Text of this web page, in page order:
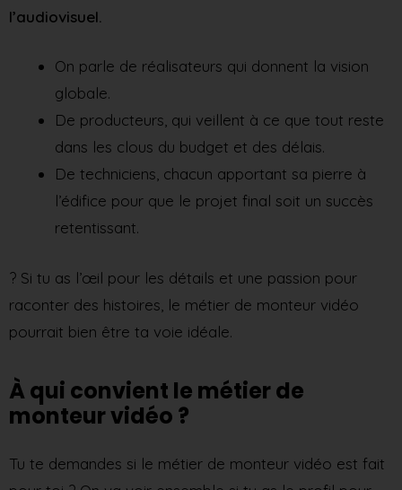
l’audiovisuel.
On parle de réalisateurs qui donnent la vision
globale.
De producteurs, qui veillent à ce que tout reste
dans les clous du budget et des délais.
De techniciens, chacun apportant sa pierre à
l’édifice pour que le projet final soit un succès
retentissant.
? Si tu as l’œil pour les détails et une passion pour
raconter des histoires, le métier de monteur vidéo
pourrait bien être ta voie idéale.
À qui convient le métier de
monteur vidéo ?
Tu te demandes si le métier de monteur vidéo est fait